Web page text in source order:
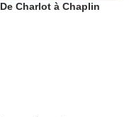
De Charlot à Chaplin